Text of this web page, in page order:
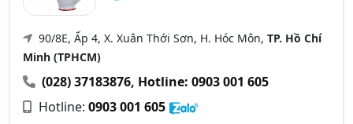
90/8E, Ấp 4, X. Xuân Thới Sơn, H. Hóc Môn, TP. Hồ Chí
Minh (TPHCM)
(028) 37183876, Hotline: 0903 001 605
Hotline: 0903 001 605